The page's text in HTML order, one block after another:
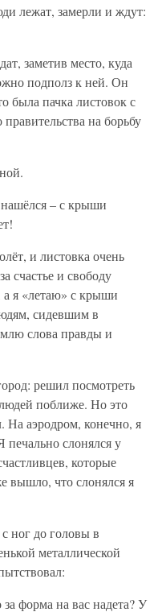
лежат, замерли и ждут:
заметив место, куда
подполз к ней. Он
была пачка листовок с
на борьбу
– с крыши
и листовка очень
счастье и свободу
а я «летаю» с крыши
сидевшим в
слова правды и
решил посмотреть
поближе. Но это
На аэродром, конечно, я
слонялся у
которые
вышло, что слонялся я
ног до головы в
металлической
форма на вас надета? У